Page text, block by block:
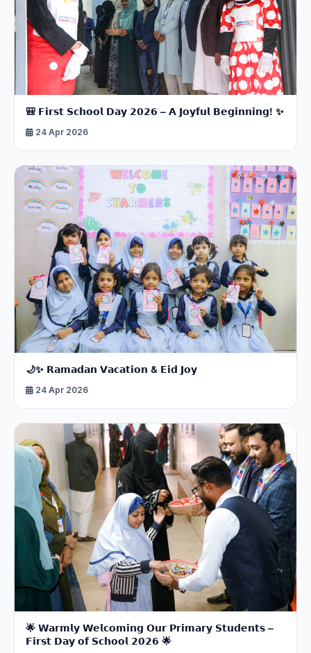
🎒 𝗙𝗶𝗿𝘀𝘁 𝗦𝗰𝗵𝗼𝗼𝗹 𝗗𝗮𝘆 𝟮𝟬𝟮𝟲 – 𝗔 𝗝𝗼𝘆𝗳𝘂𝗹 𝗕𝗲𝗴𝗶𝗻𝗻𝗶𝗻𝗴! ✨
24 Apr 2026
🌙✨ 𝗥𝗮𝗺𝗮𝗱𝗮𝗻 𝗩𝗮𝗰𝗮𝘁𝗶𝗼𝗻 & 𝗘𝗶𝗱 𝗝𝗼𝘆
24 Apr 2026
🌟 𝗪𝗮𝗿𝗺𝗹𝘆 𝗪𝗲𝗹𝗰𝗼𝗺𝗶𝗻𝗴 𝗢𝘂𝗿 𝗣𝗿𝗶𝗺𝗮𝗿𝘆 𝗦𝘁𝘂𝗱𝗲𝗻𝘁𝘀 –
𝗙𝗶𝗿𝘀𝘁 𝗗𝗮𝘆 𝗼𝗳 𝗦𝗰𝗵𝗼𝗼𝗹 𝟮𝟬𝟮𝟲 🌟